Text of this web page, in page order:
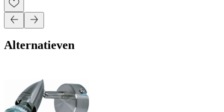
Alternatieven